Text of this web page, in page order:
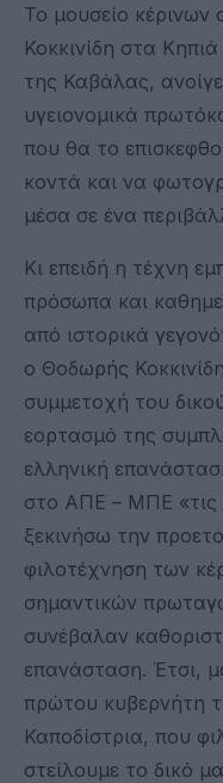
Το μουσείο
Κοκκινίδη στα
της Καβάλας,
υγειονομικά
που θα το
κοντά και να
μέσα σε ένα
Κι επειδή η τέχνη
πρόσωπα και
από ιστορικά
ο Θοδωρής
συμμετοχή του
εορτασμό της
ελληνική
στο ΑΠΕ – ΜΠΕ «τις
ξεκινήσω την
φιλοτέχνηση των
σημαντικών
συνέβαλαν
επανάσταση. Έτσι,
πρώτου κυβερνήτη
Καποδίστρια, που
στείλουμε το δικό